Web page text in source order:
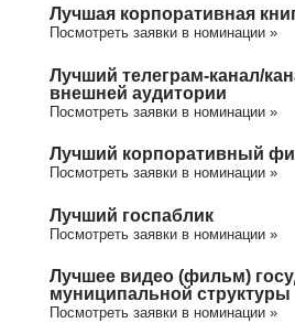
Лучшая корпоративная
Посмотреть заявки в номинации »
Лучший телеграм-канал/
внешней аудитории
Посмотреть заявки в номинации »
Лучший корпоративный
Посмотреть заявки в номинации »
Лучший госпаблик
Посмотреть заявки в номинации »
Лучшее видео (фильм)
муниципальной структуры
Посмотреть заявки в номинации »